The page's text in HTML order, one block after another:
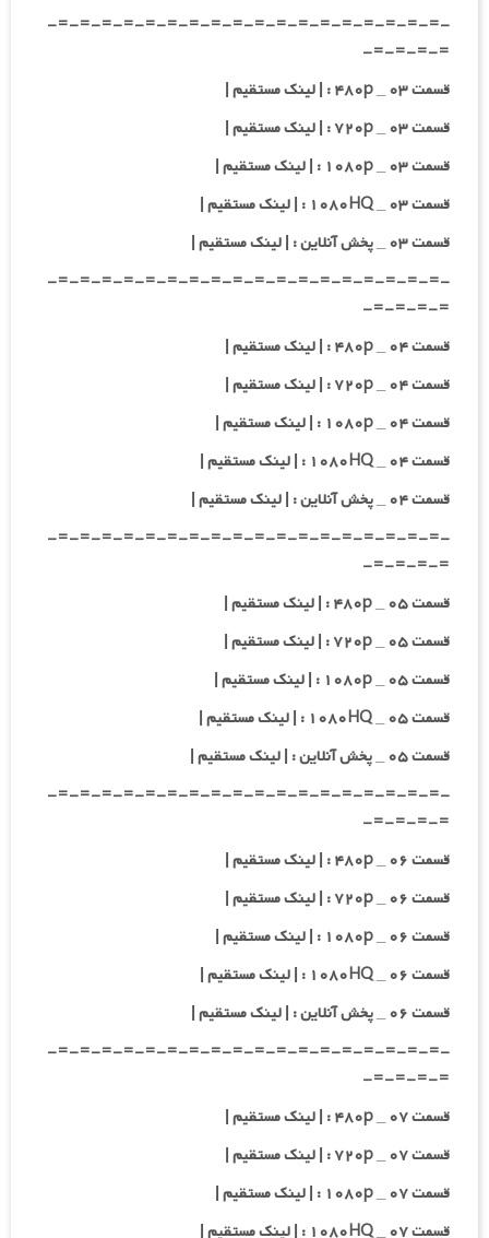
-=-=-=-=-=-=-=-=-=-=-=-=-=-=-=-=-=-=-
=-=-=-=-
قسمت ۰۳ _ ۴۸۰p : | لینک مستقیم |
قسمت ۰۳ _ ۷۲۰p : | لینک مستقیم |
قسمت ۰۳ _ ۱۰۸۰p : | لینک مستقیم |
قسمت ۰۳ _ ۱۰۸۰HQ : | لینک مستقیم |
قسمت ۰۳ _ پخش آنلاین : | لینک مستقیم |
-=-=-=-=-=-=-=-=-=-=-=-=-=-=-=-=-=-=-
=-=-=-=-
قسمت ۰۴ _ ۴۸۰p : | لینک مستقیم |
قسمت ۰۴ _ ۷۲۰p : | لینک مستقیم |
قسمت ۰۴ _ ۱۰۸۰p : | لینک مستقیم |
قسمت ۰۴ _ ۱۰۸۰HQ : | لینک مستقیم |
قسمت ۰۴ _ پخش آنلاین : | لینک مستقیم |
-=-=-=-=-=-=-=-=-=-=-=-=-=-=-=-=-=-=-
=-=-=-=-
قسمت ۰۵ _ ۴۸۰p : | لینک مستقیم |
قسمت ۰۵ _ ۷۲۰p : | لینک مستقیم |
قسمت ۰۵ _ ۱۰۸۰p : | لینک مستقیم |
قسمت ۰۵ _ ۱۰۸۰HQ : | لینک مستقیم |
قسمت ۰۵ _ پخش آنلاین : | لینک مستقیم |
-=-=-=-=-=-=-=-=-=-=-=-=-=-=-=-=-=-=-
=-=-=-=-
قسمت ۰۶ _ ۴۸۰p : | لینک مستقیم |
قسمت ۰۶ _ ۷۲۰p : | لینک مستقیم |
قسمت ۰۶ _ ۱۰۸۰p : | لینک مستقیم |
قسمت ۰۶ _ ۱۰۸۰HQ : | لینک مستقیم |
قسمت ۰۶ _ پخش آنلاین : | لینک مستقیم |
-=-=-=-=-=-=-=-=-=-=-=-=-=-=-=-=-=-=-
=-=-=-=-
قسمت ۰۷ _ ۴۸۰p : | لینک مستقیم |
قسمت ۰۷ _ ۷۲۰p : | لینک مستقیم |
قسمت ۰۷ _ ۱۰۸۰p : | لینک مستقیم |
قسمت ۰۷ _ ۱۰۸۰HQ : | لینک مستقیم |